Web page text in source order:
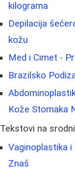
kilograma
Depilacija
kožu
Med i Cimet -
Brazilsko
Kože Stomaka
Tekstovi na
Vaginoplastika i
Znaš